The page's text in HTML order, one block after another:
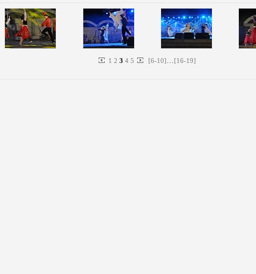
1 2 3 4 5 [6-10]...[16-19]